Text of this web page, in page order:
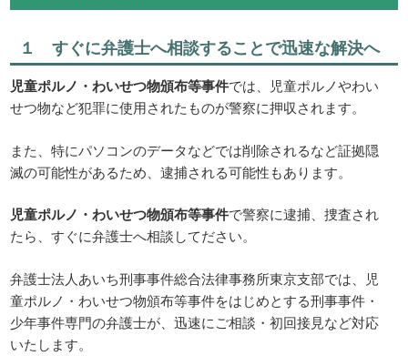
１ すぐに弁護士へ相談することで迅速な解決へ
児童ポルノ・わいせつ物頒布等事件では、児童ポルノやわい
せつ物など犯罪に使用されたものが警察に押収されます。
また、特にパソコンのデータなどでは削除されるなど証拠隠
滅の可能性があるため、逮捕される可能性もあります。
児童ポルノ・わいせつ物頒布等事件で警察に逮捕、捜査され
たら、すぐに弁護士へ相談してださい。
弁護士法人あいち刑事事件総合法律事務所東京支部では、児
童ポルノ・わいせつ物頒布等事件をはじめとする刑事事件・
少年事件専門の弁護士が、迅速にご相談・初回接見など対応
いたします。